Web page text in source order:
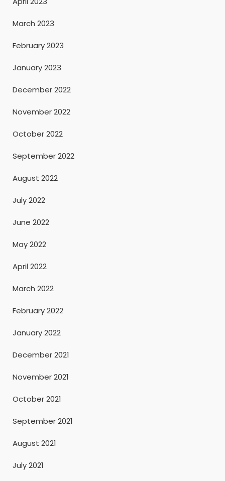
March 2023
February 2023
January 2023
December 2022
November 2022
October 2022
September 2022
August 2022
July 2022
June 2022
May 2022
April 2022
March 2022
February 2022
January 2022
December 2021
November 2021
October 2021
September 2021
August 2021
July 2021